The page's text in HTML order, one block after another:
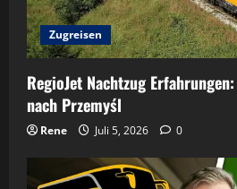
Zugreisen
RegioJet Nachtzug
nach Przemyśl
Rene Juli 5, 2026 0